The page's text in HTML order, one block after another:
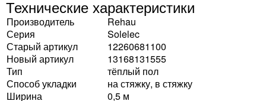
Технические характеристики
Производитель
Rehau
Серия
Solelec
Старый артикул
12260681100
Новый артикул
13168131555
Тип
тёплый пол
Способ укладки
на стяжку, в стяжку
Ширина
0,5 м